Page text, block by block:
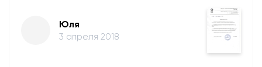
Юля
3 апреля 2018